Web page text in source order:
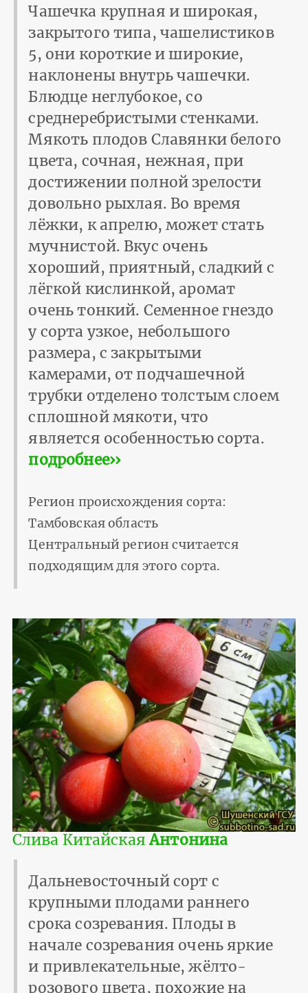
Чашечка крупная и широкая,
закрытого типа, чашелистиков
5, они короткие и широкие,
наклонены внутрь чашечки.
Блюдце неглубокое, со
среднеребристыми стенками.
Мякоть плодов Славянки белого
цвета, сочная, нежная, при
достижении полной зрелости
довольно рыхлая. Во время
лёжки, к апрелю, может стать
мучнистой. Вкус очень
хороший, приятный, сладкий с
лёгкой кислинкой, аромат
очень тонкий. Семенное гнездо
у сорта узкое, небольшого
размера, с закрытыми
камерами, от подчашечной
трубки отделено толстым слоем
сплошной мякоти, что
является особенностью сорта.
подробнее››
Регион происхождения сорта:
Тамбовская область
Центральный регион считается
подходящим для этого сорта.
Слива КитайскаяАнтонина
Дальневосточный сорт с
крупными плодами раннего
срока созревания. Плоды в
начале созревания очень яркие
и привлекательные, жёлто-
розового цвета, похожие на